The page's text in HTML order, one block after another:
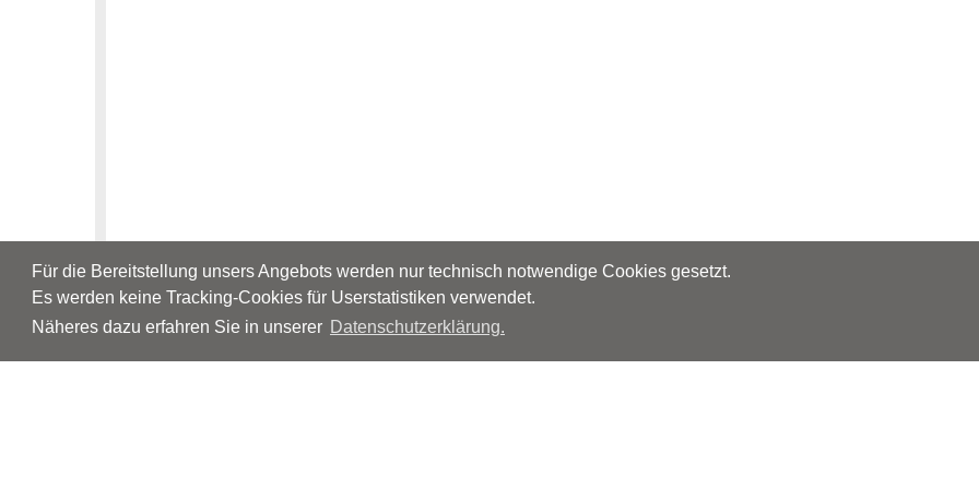
Für die Bereitstellung unsers Angebots werden nur technisch notwendige Cookies gesetzt.
Es werden keine Tracking-Cookies für Userstatistiken verwendet.
Näheres dazu erfahren Sie in unserer Datenschutzerklärung.